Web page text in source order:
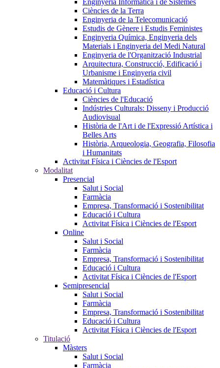
Enginyeria Informàtica i de Sistemes
Ciències de la Terra
Enginyeria de la Telecomunicació
Estudis de Gènere i Estudis Feministes
Enginyeria Química, Enginyeria dels
Materials i Enginyeria del Medi Natural
Enginyeria de l'Organització Industrial
Arquitectura, Construcció, Edificació i
Urbanisme i Enginyeria civil
Matemàtiques i Estadística
Educació i Cultura
Ciències de l'Educació
Indústries Culturals: Disseny i Producció
Audiovisual
Història de l'Art i de l'Expressió Artística i
Belles Arts
Història, Arqueologia, Geografia, Filosofia
i Humanitats
Activitat Física i Ciències de l'Esport
Modalitat
Presencial
Salut i Social
Farmàcia
Empresa, Transformació i Sostenibilitat
Educació i Cultura
Activitat Física i Ciències de l'Esport
Online
Salut i Social
Farmàcia
Empresa, Transformació i Sostenibilitat
Educació i Cultura
Activitat Física i Ciències de l'Esport
Semipresencial
Salut i Social
Farmàcia
Empresa, Transformació i Sostenibilitat
Educació i Cultura
Activitat Física i Ciències de l'Esport
Titulació
Màsters
Salut i Social
Farmàcia